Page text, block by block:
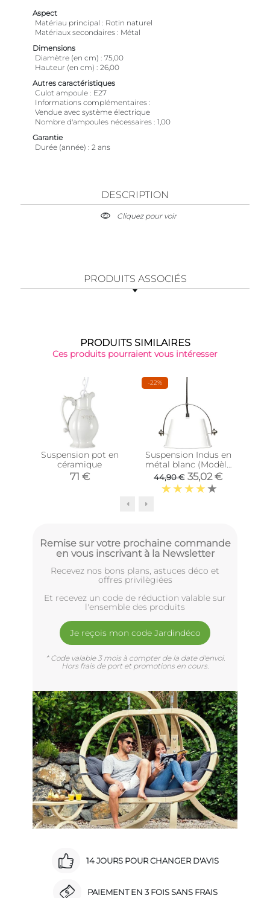
Aspect
Matériau principal
Rotin naturel
Matériaux secondaires
Métal
Dimensions
Diamètre (en cm)
75,00
Hauteur (en cm)
26,00
Autres caractéristiques
Culot ampoule
E27
Informations complémentaires
Vendue avec système électrique
Nombre d'ampoules nécessaires 1,00
Garantie
Durée (année)
2 ans
DESCRIPTION
Cliquez pour voir
PRODUITS ASSOCIÉS
PRODUITS SIMILAIRES
Ces produits pourraient vous intéresser
Suspension pot en
céramique
71 €
-22%
Suspension Indus en
métal blanc (Modèle
2)
44,90 € 35,02 €
Remise sur votre prochaine commande
en vous inscrivant à la Newsletter
Recevez nos bons plans, astuces déco et
offres privilègiées
Et recevez un code de réduction valable sur
l'ensemble des produits
Je reçois mon code Jardindéco
* Code valable 3 mois à compter de la date d'envoi.
Hors frais de port et promotions en cours.
14 JOURS POUR CHANGER D'AVIS
PAIEMENT EN 3 FOIS SANS FRAIS